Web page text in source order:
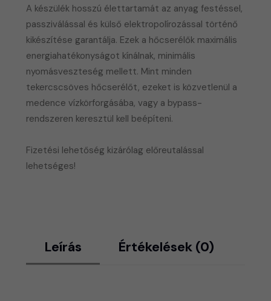
A készülék hosszú élettartamát az anyag festéssel,
passziválással és külső elektropolírozással történő
kikészítése garantálja. Ezek a hőcserélők maximális
energiahatékonyságot kínálnak, minimális
nyomásveszteség mellett. Mint minden
tekercscsöves hőcserélőt, ezeket is közvetlenül a
medence vízkörforgásába, vagy a bypass-
rendszeren keresztül kell beépíteni.
​Fizetési lehetőség kizárólag előreutalással
lehetséges!
Leírás Értékelések (0)